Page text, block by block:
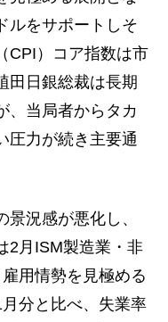
ルをサポートしそ
CPI）コア指数は市
田日銀総裁は長期
、当局者からタカ
圧力が続き主要通
況感が悪化し、
2月ISM製造業・非
用情勢を見極める
分と比べ、失業率